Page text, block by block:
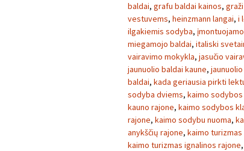
baldai, grafu baldai kainos,
vestuvems, heinzmann langai, i
ilgakiemis sodyba,
miegamojo baldai, italiski
vairavimo mokykla, jasučio
jaunuolio baldai kaune,
baldai, kada geriausia pirkti
sodyba dviems, kaimo
kauno rajone, kaimo sodybos
rajone, kaimo sodybu nuoma,
anykščių rajone, kaimo
kaimo turizmas ignalinos rajone,